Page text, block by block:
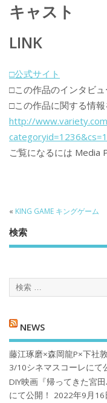
o
k
キャスト
LINK
□公式サイト
□この作品のインタビュ
□この作品に関する情
http://
categoryid=1236&cs=1
ご覧になるには Media
« KING GAME キングゲーム
検索
NEWS
藤江琢磨×森岡龍P×下社
3/10シネマスコーレにて
DIY映画『帰ってきた宮
にて公開！
2022年9月16